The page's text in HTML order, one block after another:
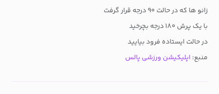
زانو ها که در حالت ۹۰ درجه قرار گرفت
با یک پرش ۱۸۰ درجه بچرخید
در حالت ایستاده فرود بیایید
منبع: اپلیکیشن ورزشی پالس